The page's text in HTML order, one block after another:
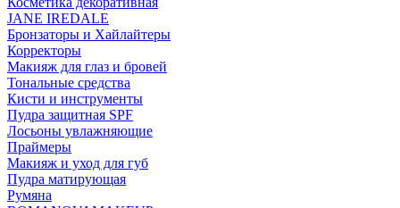
JANE IREDALE
Бронзаторы и Хайлайтеры
Корректоры
Макияж для глаз и бровей
Тональные средства
Кисти и инструменты
Пудра защитная SPF
Лосьоны увлажняющие
Праймеры
Макияж и уход для губ
Пудра матирующая
Румяна